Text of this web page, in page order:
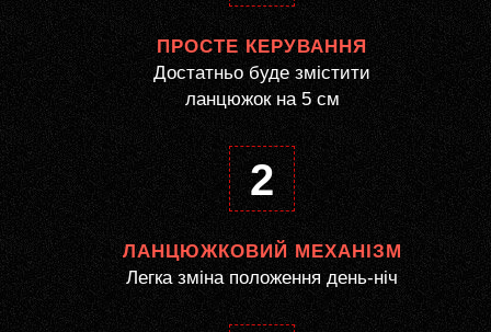
ПРОСТЕ КЕРУВАННЯ
Достатньо буде змістити
ланцюжок на 5 см
2
ЛАНЦЮЖКОВИЙ МЕХАНІЗМ
Легка зміна положення день-ніч